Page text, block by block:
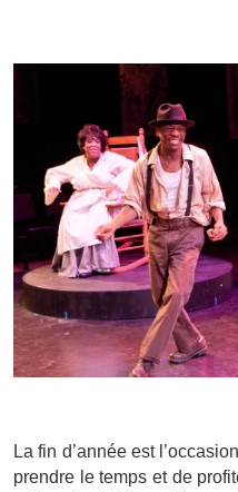
La fin d’année est
prendre le temps et de